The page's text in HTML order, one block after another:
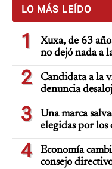
LO MÁS LEÍDO
1
Xuxa, de 63
no dejó nada a
2
Candidata a la
denuncia
3
Una marca
elegidas por los
4
Economía
consejo